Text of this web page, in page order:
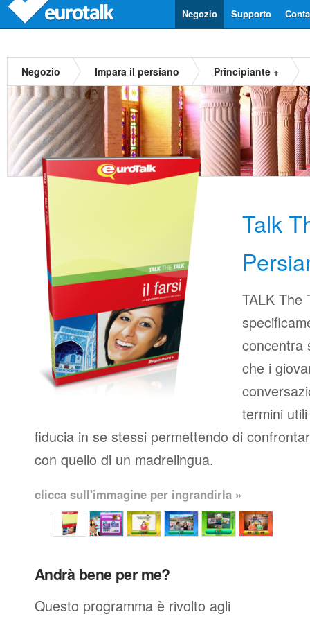
Supporto
Negozio
Negozio Impara il persiano Principiante +
Talk
TALK The
concentra
che i
termini
fiducia in se stessi permettendo di
con quello di un madrelingua.
clicca sull'immagine per ingrandirla »
Andrà bene per me?
Questo programma è rivolto agli